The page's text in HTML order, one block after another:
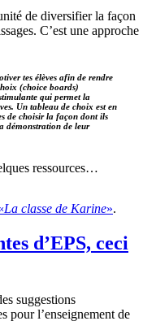
de diversifier la façon
C’est une approche
tes élèves afin de rendre
(choice boards)
qui permet la
Un tableau de choix est en
de choisir la façon dont ils
démonstration de leur
ressources…
La classe de Karine».
d’EPS, ceci
suggestions
pour l’enseignement de